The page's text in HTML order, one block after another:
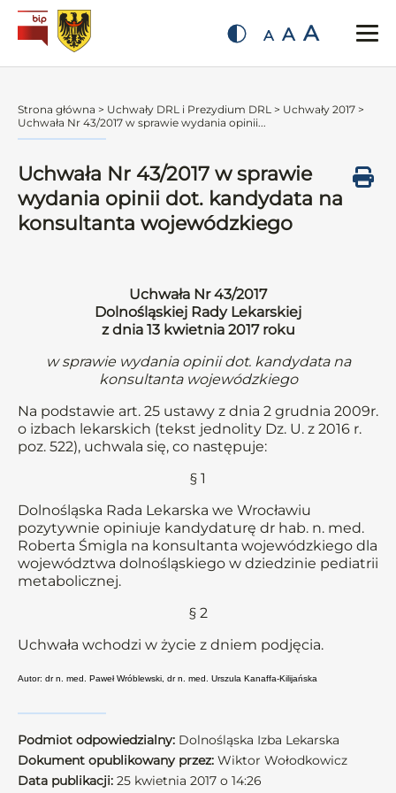
A A A
Strona główna > Uchwały DRL i Prezydium DRL > Uchwały 2017 >
Uchwała Nr 43/2017 w sprawie wydania opinii...
Uchwała Nr 43/2017 w sprawie
wydania opinii dot. kandydata na
konsultanta wojewódzkiego
Uchwała Nr 43/2017
Dolnośląskiej Rady Lekarskiej
z dnia 13 kwietnia 2017 roku
w sprawie wydania opinii dot. kandydata na
konsultanta wojewódzkiego
Na podstawie art. 25 ustawy z dnia 2 grudnia 2009r.
o izbach lekarskich (tekst jednolity Dz. U. z 2016 r.
poz. 522), uchwala się, co następuje:
§ 1
Dolnośląska Rada Lekarska we Wrocławiu
pozytywnie opiniuje kandydaturę dr hab. n. med.
Roberta Śmigla na konsultanta wojewódzkiego dla
województwa dolnośląskiego w dziedzinie pediatrii
metabolicznej.
§ 2
Uchwała wchodzi w życie z dniem podjęcia.
Autor: dr n. med. Paweł Wróblewski, dr n. med. Urszula Kanaffa-Kilijańska
Podmiot odpowiedzialny: Dolnośląska Izba Lekarska
Dokument opublikowany przez: Wiktor Wołodkowicz
Data publikacji: 25 kwietnia 2017 o 14:26